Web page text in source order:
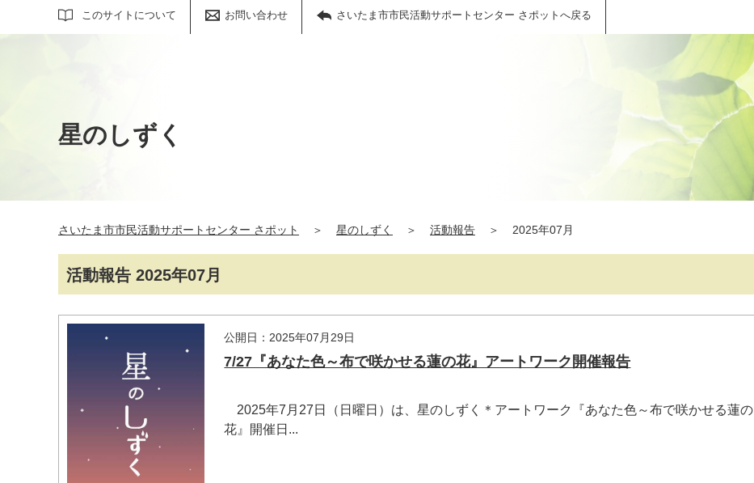
このサイトについて お問い合わせ さいたま市市民活動サポートセンター さポットへ戻る
サイト内検索
星のしずく
さいたま市市民活動サポートセンター さポット ＞ 星のしずく ＞ 活動報告 ＞ 2025年07月
活動報告 2025年07月
公開日：2025年07月29日
7/27『あなた色～布で咲かせる蓮の花』アートワーク開催報告
2025年7月27日（日曜日）は、星のしずく＊アートワーク『あなた色～布で咲かせる蓮の
花』開催日...